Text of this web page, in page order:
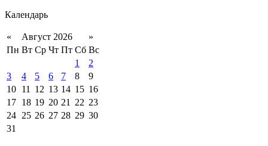
Календарь
« Август 2026
»
Пн Вт Ср Чт Пт Сб Вс
1
2
3
4 5 6 7 8
9
10 11 12 13 14 15 16
17 18 19 20 21 22 23
24 25 26 27 28 29 30
31